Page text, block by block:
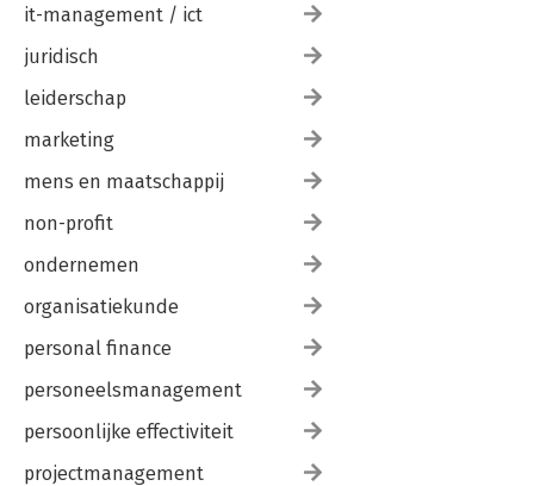
Afsluiting 183
Trefwoordenregister 188
Over de auteur 192
it-management / ict
juridisch
leiderschap
marketing
mens en maatschappij
non-profit
ondernemen
organisatiekunde
personal finance
personeelsmanagement
persoonlijke effectiviteit
projectmanagement